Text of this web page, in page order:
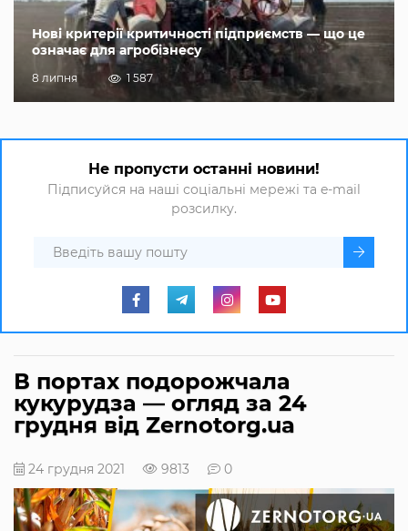
Нові критерії критичності підприємств — що це
означає для агробізнесу
8 липня 1 587
Не пропусти останні новини!
Підписуйся на наші соціальні мережі та e-mail
розсилку.
В портах подорожчала
кукурудза — огляд за 24
грудня від Zernotorg.ua
24 грудня 2021 9813 0